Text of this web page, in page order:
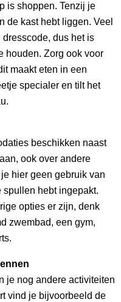
is shoppen. Tenzij je
de kast hebt liggen. Veel
dus het is
houden. Zorg ook voor
maakt eten in een
specialer en tilt het
beschikken naast
ook over andere
hier geen gebruik van
spullen hebt ingepakt.
opties er zijn, denk
zwembad, een gym,
je nog andere activiteiten
vind je bijvoorbeeld de